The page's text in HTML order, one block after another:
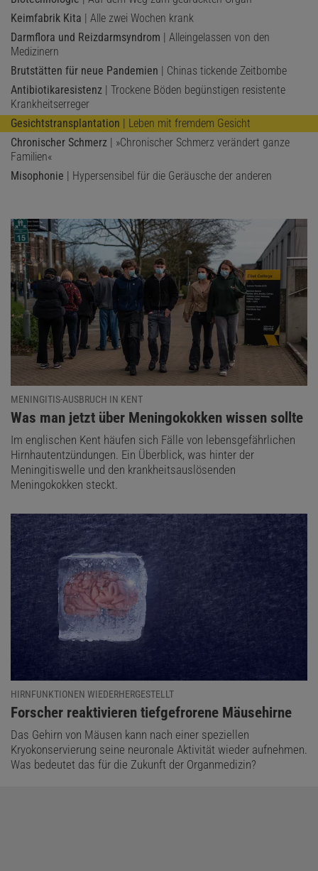
Keimfabrik Kita | Alle zwei Wochen krank
Darmflora und Reizdarmsyndrom | Alleingelassen von den
Medizinern
Brutstätten für neue Pandemien | Chinas tickende Zeitbombe
Antibiotikaresistenz | Trockene Böden begünstigen resistente
Krankheitserreger
Gesichtstransplantation | Leben mit fremdem Gesicht
Chronischer Schmerz | »Chronischer Schmerz verändert ganze
Familien«
Misophonie | Hypersensibel für die Geräusche der anderen
MENINGITIS-AUSBRUCH IN KENT
:
Was man jetzt über Meningokokken wissen sollte
Im englischen Kent häufen sich Fälle von lebensgefährlichen
Hirnhautentzündungen. Ein Überblick, was hinter der
Meningitiswelle und den krankheitsauslösenden
Meningokokken steckt.
HIRNFUNKTIONEN WIEDERHERGESTELLT
:
Forscher reaktivieren tiefgefrorene Mäusehirne
Das Gehirn von Mäusen kann nach einer speziellen
Kryokonservierung seine neuronale Aktivität wieder aufnehmen.
Was bedeutet das für die Zukunft der Organmedizin?